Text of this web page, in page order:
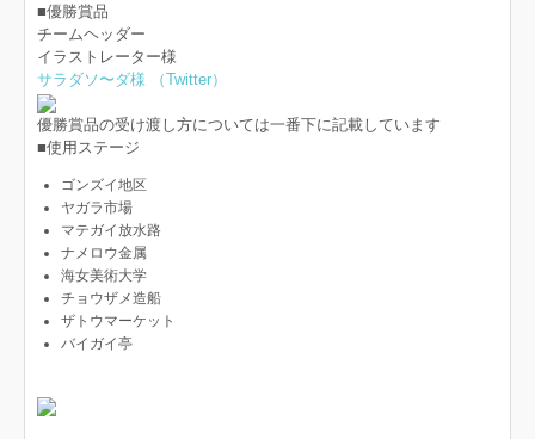
■優勝賞品
チームヘッダー
イラストレーター様
サラダソ〜ダ様 （Twitter）
優勝賞品の受け渡し方については一番下に記載しています
■使用ステージ
ゴンズイ地区
ヤガラ市場
マテガイ放水路
ナメロウ金属
海女美術大学
チョウザメ造船
ザトウマーケット
バイガイ亭